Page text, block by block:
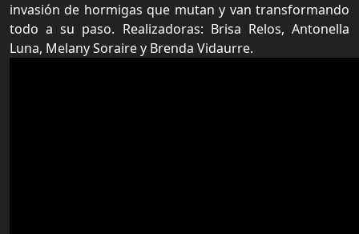
invasión de hormigas que mutan y van transformando
todo a su paso. Realizadoras: Brisa Relos, Antonella
Luna, Melany Soraire y Brenda Vidaurre.